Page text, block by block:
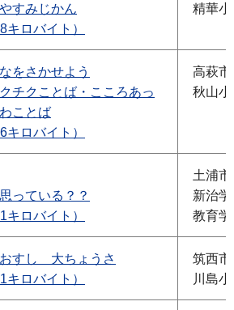
すみじかん
キロバイト）
精華
をさかせよう
チクことば・こころあっ
ことば
キロバイト）
高萩市
秋山
っている？？
キロバイト）
土浦
新治
教育学
すし 大ちょうさ
キロバイト）
筑西市
川島